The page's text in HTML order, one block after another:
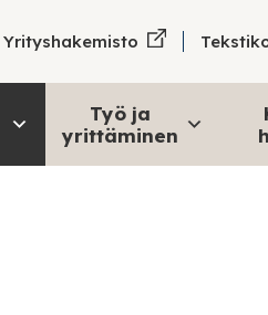
Yrityshakemisto
Työ ja
yrittäminen